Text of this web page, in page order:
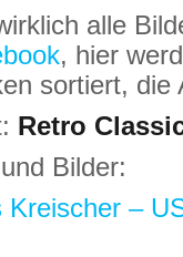
alle
, hier
sortiert, die
Retro
Bilder:
Kreischer –